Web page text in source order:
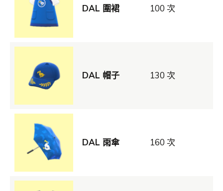
DAL 圍裙 100 次
DAL 帽子 130 次
DAL 雨傘 160 次